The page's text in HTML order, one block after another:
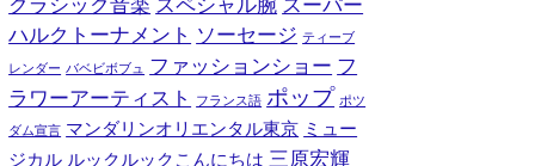
ハルクトーナメント ソーセージ ティーブ
レンダー バベビボブュ ファッションショー フ
ラワーアーティスト
フランス語 ポップ ポツ
ダム宣言 マンダリンオリエンタル東京 ミュー
ジカル ルックルックこんにちは 三原宏輝